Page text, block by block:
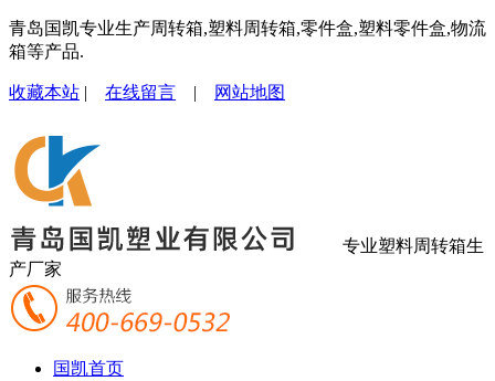
青岛国凯专业生产周转箱,塑料周转箱,零件盒,塑料零件盒,物流
箱等产品.
收藏本站 | 在线留言 | 网站地图
专业塑料周转箱生
产厂家
国凯首页